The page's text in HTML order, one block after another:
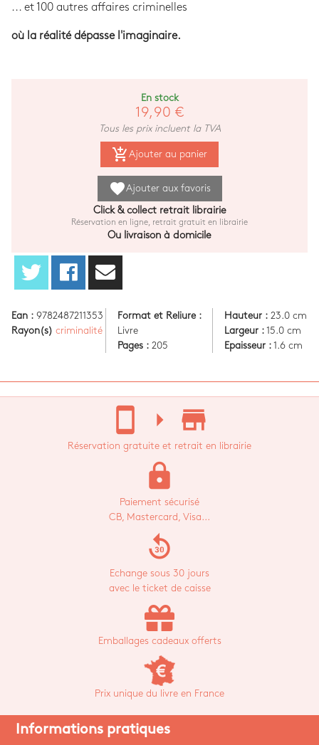
... et 100 autres affaires criminelles
où la réalité dépasse l'imaginaire.
En stock
19,90 €
Tous les prix incluent la TVA
add_shopping_cart Ajouter au panier
favoriteAjouter aux favoris
Click & collect retrait librairie
Réservation en ligne, retrait gratuit en librairie
Ou livraison à domicile
Ean : 9782487211353
Rayon(s) criminalité
Format et Reliure :
Livre
Pages : 205
Hauteur :23.0 cm
Largeur :15.0 cm
Epaisseur :1.6 cm
stay_current_portrait arrow_right store_mall_directory
Réservation gratuite et retrait en librairie
lock
Paiement sécurisé
CB, Mastercard, Visa...
replay_30
Echange sous 30 jours
avec le ticket de caisse
Emballages cadeaux offerts
Prix unique du livre en France
Informations pratiques